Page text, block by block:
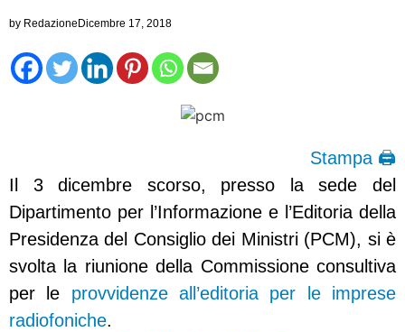
by RedazioneDicembre 17, 2018
Stampa 🖨
Il 3 dicembre scorso, presso la sede del
Dipartimento per l’Informazione e l’Editoria della
Presidenza del Consiglio dei Ministri (PCM), si è
svolta la riunione della Commissione consultiva
per le provvidenze all’editoria per le imprese
radiofoniche.